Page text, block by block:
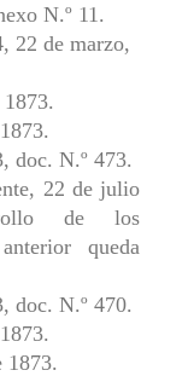
N.º 11.
22 de marzo,
doc. N.º 473.
22 de julio
de los
queda
doc. N.º 470.
1873.